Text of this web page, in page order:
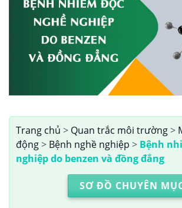
Trang chủ > Quan trắc môi trường>
động> Bệnh nghề nghiệp > Bệnh
nghiệp do benzen và đồng đẳng
SƠ ĐỒ CHUYÊN